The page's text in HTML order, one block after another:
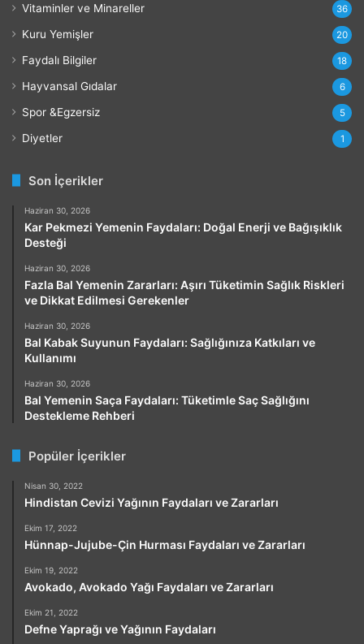
Vitaminler ve Minareller 36
Kuru Yemişler 20
Faydalı Bilgiler 18
Hayvansal Gıdalar 6
Spor &Egzersiz 5
Diyetler 1
Son İçerikler
Haziran 30, 2026
Kar Pekmezi Yemenin Faydaları: Doğal Enerji ve Bağışıklık
Desteği
Haziran 30, 2026
Fazla Bal Yemenin Zararları: Aşırı Tüketimin Sağlık Riskleri
ve Dikkat Edilmesi Gerekenler
Haziran 30, 2026
Bal Kabak Suyunun Faydaları: Sağlığınıza Katkıları ve
Kullanımı
Haziran 30, 2026
Bal Yemenin Saça Faydaları: Tüketimle Saç Sağlığını
Destekleme Rehberi
Popüler İçerikler
Nisan 30, 2022
Hindistan Cevizi Yağının Faydaları ve Zararları
Ekim 17, 2022
Hünnap-Jujube-Çin Hurması Faydaları ve Zararları
Ekim 19, 2022
Avokado, Avokado Yağı Faydaları ve Zararları
Ekim 21, 2022
Defne Yaprağı ve Yağının Faydaları